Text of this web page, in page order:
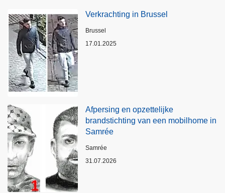
Verkrachting in Brussel
Plaats
Brussel
17.01.2025
Afpersing en opzettelijke
brandstichting van een mobilhome in
Samrée
Plaats
Samrée
31.07.2026